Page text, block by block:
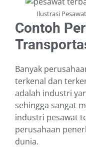
Ilustrasi
Contoh
Banyak
terkenal dan
adalah industri
sehingga sangat
industri pesawat
perusahaan
dunia.